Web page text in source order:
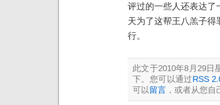
评过的一些人还表达了
天为了这帮王八羔子
行。
此文于2010年8月29日
下。您可以通过RSS
可以留言 ，或者从您自